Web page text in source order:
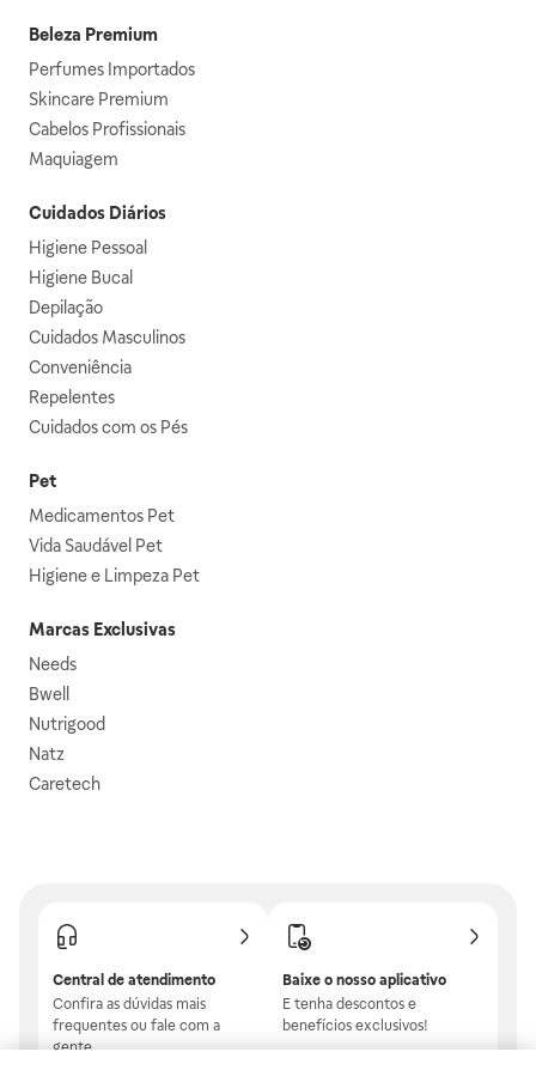
Beleza Premium
Perfumes Importados
Skincare Premium
Cabelos Profissionais
Maquiagem
Cuidados Diários
Higiene Pessoal
Higiene Bucal
Depilação
Cuidados Masculinos
Conveniência
Repelentes
Cuidados com os Pés
Pet
Medicamentos Pet
Vida Saudável Pet
Higiene e Limpeza Pet
Marcas Exclusivas
Needs
Bwell
Nutrigood
Natz
Caretech
Central de atendimento
Confira as dúvidas mais
frequentes ou fale com a
gente.
Baixe o nosso aplicativo
E tenha descontos e
benefícios exclusivos!